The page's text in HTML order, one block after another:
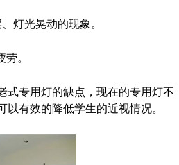
灯光晃动的现象。
。
式专用灯的缺点，现在的专用灯不
有效的降低学生的近视情况。